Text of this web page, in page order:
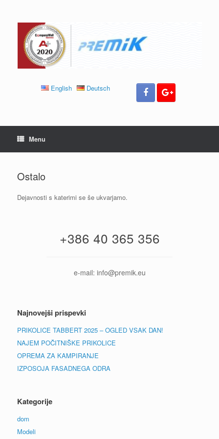
content
English Deutsch
Menu
Ostalo
Dejavnosti s katerimi se še ukvarjamo.
+386 40 365 356
e-mail: info@premik.eu
Najnovejši prispevki
PRIKOLICE TABBERT 2025 – OGLED VSAK DAN!
NAJEM POČITNIŠKE PRIKOLICE
OPREMA ZA KAMPIRANJE
IZPOSOJA FASADNEGA ODRA
Kategorije
dom
Modeli